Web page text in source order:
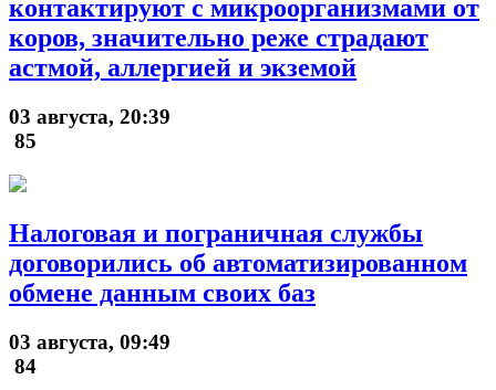
контактируют с микроорганизмами от
коров, значительно реже страдают
астмой, аллергией и экземой
03 августа, 20:39
85
Налоговая и пограничная службы
договорились об автоматизированном
обмене данным своих баз
03 августа, 09:49
84